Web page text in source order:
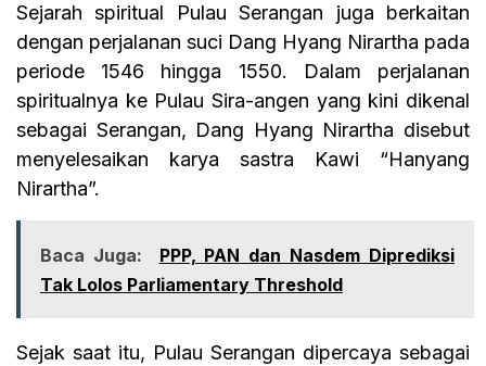
Sejarah spiritual Pulau Serangan juga berkaitan
dengan perjalanan suci Dang Hyang Nirartha pada
periode 1546 hingga 1550. Dalam perjalanan
spiritualnya ke Pulau Sira-angen yang kini dikenal
sebagai Serangan, Dang Hyang Nirartha disebut
menyelesaikan karya sastra Kawi “Hanyang
Nirartha”.
Baca Juga:
PPP, PAN dan Nasdem Diprediksi
Tak Lolos Parliamentary Threshold
Sejak saat itu, Pulau Serangan dipercaya sebagai